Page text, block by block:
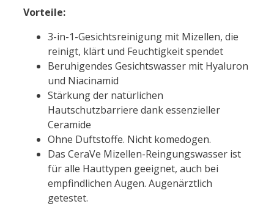
Vorteile:
3-in-1-Gesichtsreinigung mit Mizellen, die
reinigt, klärt und Feuchtigkeit spendet
Beruhigendes Gesichtswasser mit Hyaluron
und Niacinamid
Stärkung der natürlichen
Hautschutzbarriere dank essenzieller
Ceramide
Ohne Duftstoffe. Nicht komedogen.
Das CeraVe Mizellen-Reingungswasser ist
für alle Hauttypen geeignet, auch bei
empfindlichen Augen. Augenärztlich
getestet.